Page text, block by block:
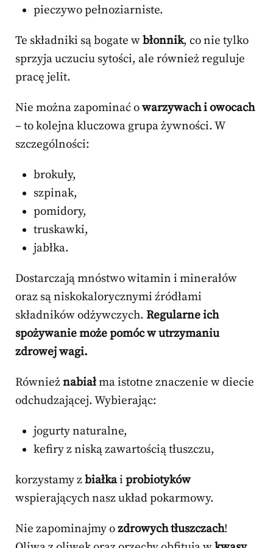
pieczywo pełnoziarniste.
Te składniki są bogate wbłonnik, co nie tylko
sprzyja uczuciu sytości, ale również reguluje
pracę jelit.
Nie można zapominać owarzywach i owocach
– to kolejna kluczowa grupa żywności. W
szczególności:
brokuły,
szpinak,
pomidory,
truskawki,
jabłka.
Dostarczają mnóstwo witamin i minerałów
oraz są niskokalorycznymi źródłami
składników odżywczych. Regularne ich
spożywanie może pomóc w utrzymaniu
zdrowej wagi.
Równieżnabiałma istotne znaczenie w diecie
odchudzającej. Wybierając:
jogurty naturalne,
kefiry z niską zawartością tłuszczu,
korzystamy zbiałkai probiotyków
wspierających nasz układ pokarmowy.
Nie zapominajmy ozdrowych tłuszczach!